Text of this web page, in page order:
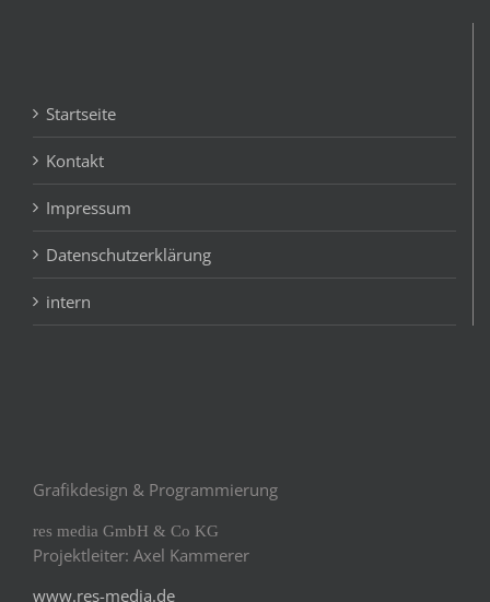
Startseite
Kontakt
Impressum
Datenschutzerklärung
intern
Grafikdesign & Programmierung
res media GmbH & Co KG
Projektleiter: Axel Kammerer
www.res-media.de